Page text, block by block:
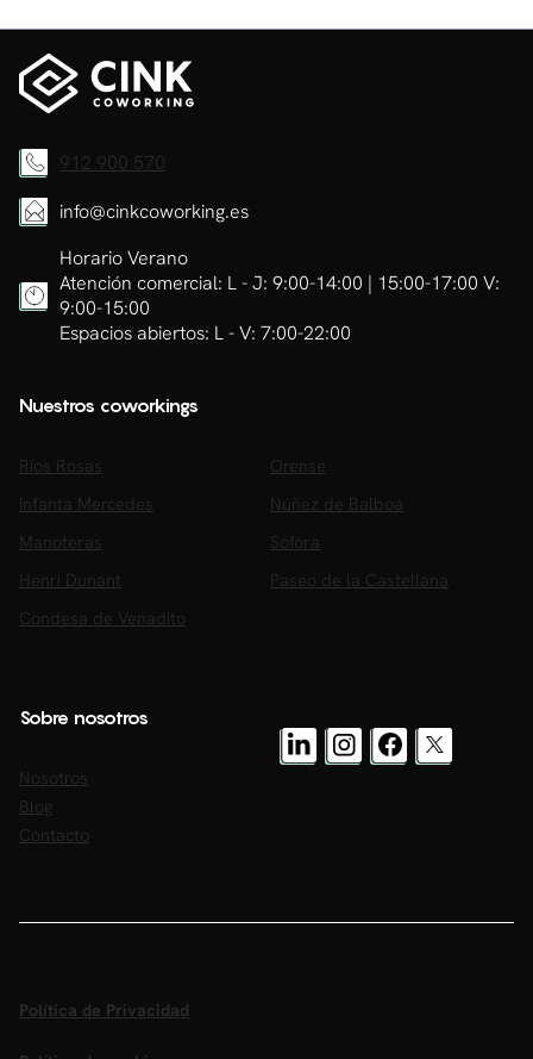
912 900 570
info@cinkcoworking.es
Horario Verano
Atención comercial: L - J: 9:00-14:00 | 15:00-17:00 V:
9:00-15:00
Espacios abiertos: L - V: 7:00-22:00
Nuestros coworkings
Ríos Rosas
Orense
Infanta Mercedes
Núñez de Balboa
Manoteras
Sófora
Henri Dunant
Paseo de la Castellana
Condesa de Venadito
Sobre nosotros
Nosotros
Blog
Contacto
Política de Privacidad